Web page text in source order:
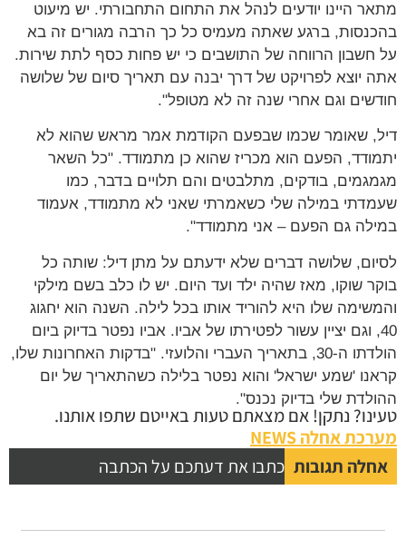
מתאר היינו יודעים לנהל את התחום התחבורתי. יש מיעוט
בהכנסות, ברגע שאתה מעמיס כל כך הרבה מגורים זה בא
על חשבון הרווחה של התושבים כי יש פחות כסף לתת שירות.
אתה יוצא לפרויקט של דרך יבנה עם תאריך סיום של שלושה
חודשים וגם אחרי שנה זה לא מטופל".
דיל, שאומר שכמו שבפעם הקודמת אמר מראש שהוא לא
יתמודד, הפעם הוא מכריז שהוא כן מתמודד. "כל השאר
מגמגמים, בודקים, מתלבטים והם תלויים בדבר, כמו
שעמדתי במילה שלי כשאמרתי שאני לא מתמודד, אעמוד
במילה גם הפעם – אני מתמודד".
לסיום, שלושה דברים שלא ידעתם על מתן דיל: שותה כל
בוקר שוקו, מאז שהיה ילד ועד היום. יש לו כלב בשם מילקי
והמשימה שלו היא להוריד אותו בכל לילה. השנה הוא יחגוג
40, וגם יציין עשור לפטירתו של אביו. אביו נפטר בדיוק ביום
הולדתו ה-30, בתאריך העברי והלועזי. "בדקות האחרונות שלו,
קראנו 'שמע ישראל' והוא נפטר בלילה כשהתאריך של יום
ההולדת שלי בדיוק נכנס".
טעינו? נתקן! אם מצאתם טעות באייטם שתפו אותנו.
מערכת אחלה NEWS
אחלה תגובות כתבו את דעתכם על הכתבה